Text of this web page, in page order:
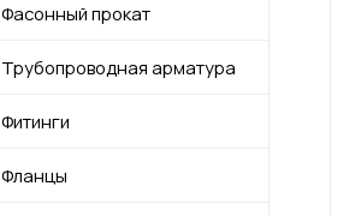
Фасонный прокат
Трубопроводная арматура
Фитинги
Фланцы